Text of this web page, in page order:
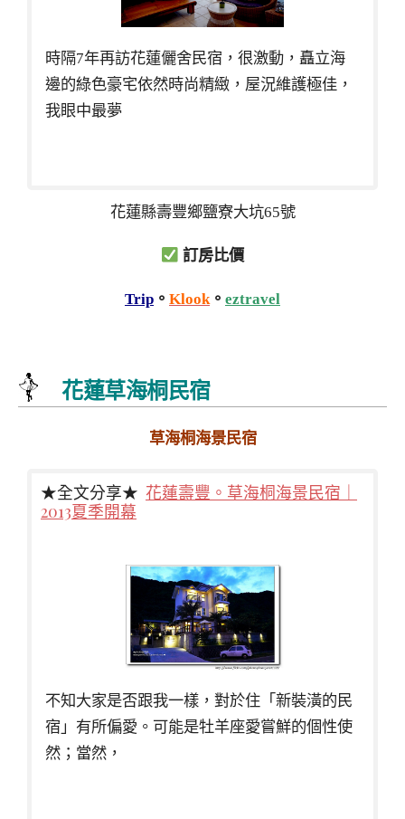
時隔7年再訪花蓮儷舍民宿，很激動，矗立海
邊的綠色豪宅依然時尚精緻，屋況維護極佳，
我眼中最夢
花蓮縣壽豐鄉鹽寮大坑65號
訂房比價
Trip 。 Klook 。 eztravel
花蓮草海桐民宿
草海桐海景民宿
★全文分享★ 花蓮壽豐。草海桐海景民宿｜
2013夏季開幕
不知大家是否跟我一樣，對於住「新裝潢的民
宿」有所偏愛。可能是牡羊座愛嘗鮮的個性使
然；當然，